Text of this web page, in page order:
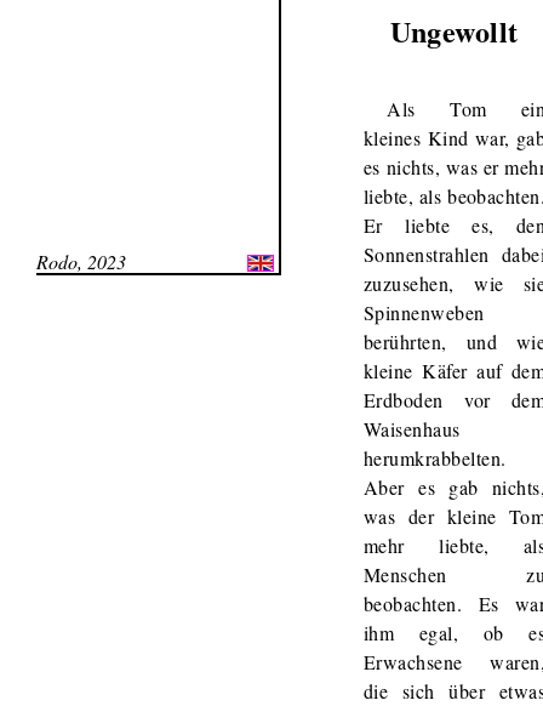
Rodo, 2023
Ungewollt
Als Tom
kleines Kind war,
es nichts, was er
liebte, als
Er liebte es,
Sonnenstrahlen
zuzusehen, wie
Spinnenweben
berührten, und
kleine Käfer auf
Erdboden vor
Waisenhaus
herumkrabbelten.
Aber es gab
was der kleine
mehr liebte,
Menschen
beobachten. Es
ihm egal, ob
Erwachsene
die sich über